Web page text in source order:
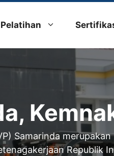
Pelatihan
Samarinda
Republik